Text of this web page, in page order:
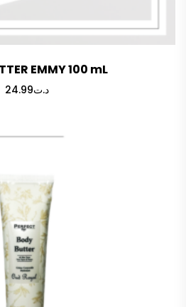
EMMY 100 mL
د.ت24.99